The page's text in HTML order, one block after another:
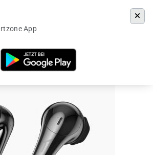
»1MORE ComfoBuds 2 für 42€ aus EU
App